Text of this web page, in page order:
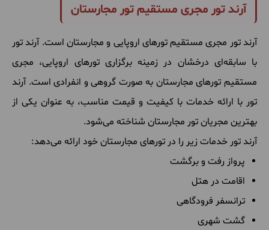
آرند تور مجری مستقیم تور مجارستان
آرند تور مجری مستقیم تورهای اروپایی و مجارستان است. آرند تور
با سابقه‌ای درخشان در زمینه برگزاری تورهای اروپایی، مجری
مستقیم تورهای مجارستان به صورت گروهی و انفرادی است. آرند
تور با ارائه خدمات با کیفیت و قیمت مناسب، به عنوان یکی از
بهترین مجریان تور مجارستان شناخته می‌شود.
آرند تور خدمات زیر را در تورهای مجارستان خود ارائه می‌دهد:
پرواز رفت و برگشت
اقامت در هتل
ترانسفر فرودگاهی
گشت شهری